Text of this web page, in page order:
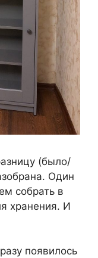
(было/
Один
собрать в
хранения. И
появилось